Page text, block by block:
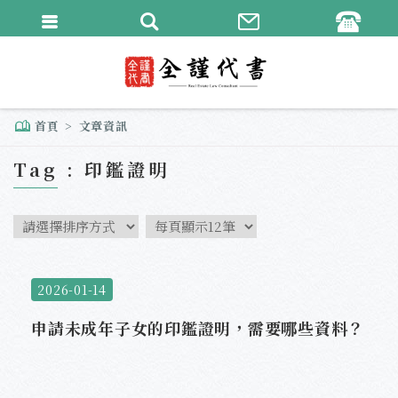
首頁 文章資訊
Tag : 印鑑證明
2026-01-14
申請未成年子女的印鑑證明，需要哪些資料？
繁體中文
English